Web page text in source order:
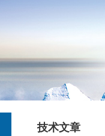
技术文章